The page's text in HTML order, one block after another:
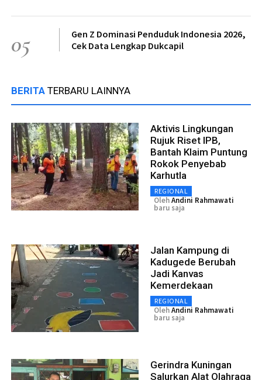
05
Gen Z Dominasi Penduduk Indonesia 2026,
Cek Data Lengkap Dukcapil
BERITA TERBARU LAINNYA
Aktivis Lingkungan
Rujuk Riset IPB,
Bantah Klaim Puntung
Rokok Penyebab
Karhutla
REGIONAL
OlehAndini Rahmawati
baru saja
Jalan Kampung di
Kadugede Berubah
Jadi Kanvas
Kemerdekaan
REGIONAL
OlehAndini Rahmawati
baru saja
Gerindra Kuningan
Salurkan Alat Olahraga